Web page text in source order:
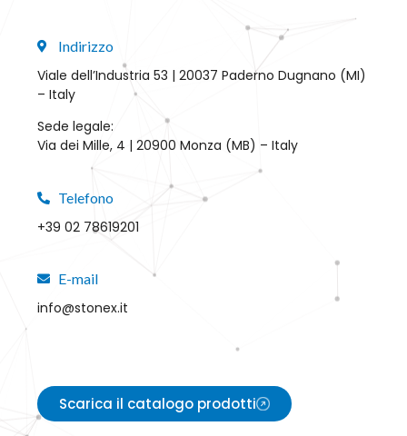
Indirizzo
Viale dell’Industria 53 | 20037 Paderno Dugnano (MI)
– Italy
Sede legale:
Via dei Mille, 4 | 20900 Monza (MB) – Italy
Telefono
+39 02 78619201
E-mail
info@stonex.it
Scarica il catalogo prodotti